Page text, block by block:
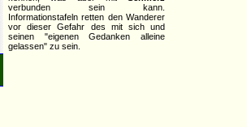
verbunden sein kann.
Informationstafeln retten den Wanderer
vor dieser Gefahr des mit sich und
seinen "eigenen Gedanken alleine
gelassen" zu sein.